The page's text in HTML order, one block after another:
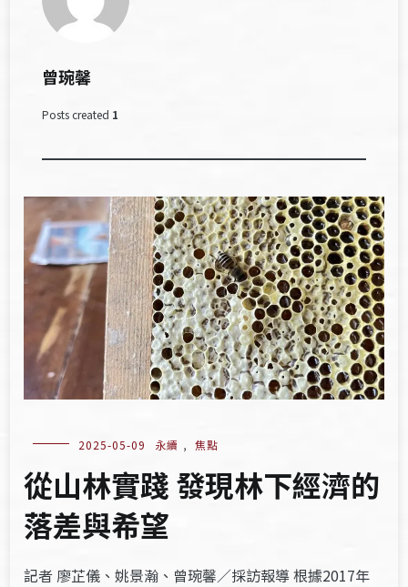
曾琬馨
Posts created 1
2025-05-09 永續 , 焦點
從山林實踐 發現林下經濟的
落差與希望
記者 廖芷儀、姚景瀚、曾琬馨／採訪報導 根據2017年